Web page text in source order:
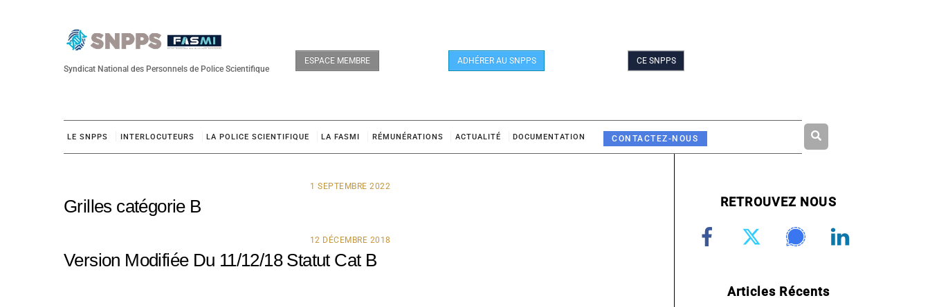
Syndicat National des Personnels de Police Scientifique
LE SNPPS INTERLOCUTEURS LA POLICE SCIENTIFIQUE LA FASMI RÉMUNÉRATIONS ACTUALITÉ DOCUMENTATION CONTACTEZ-NOUS
ESPACE MEMBRE ADHÉRER AU SNPPS CE SNPPS
1 SEPTEMBRE 2022
Grilles catégorie B
12 DÉCEMBRE 2018
Version Modifiée Du 11/12/18 Statut Cat B
RETROUVEZ NOUS
Articles Récents